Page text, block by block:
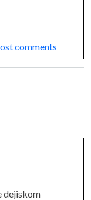
comments
dejiskom